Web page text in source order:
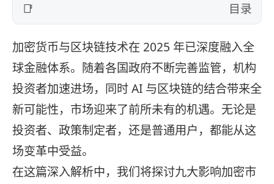
目录
加密货币与区块链技术在 2025 年已深度融入全
球金融体系。随着各国政府不断完善监管，机构
投资者加速进场，同时 AI 与区块链的结合带来全
新可能性，市场迎来了前所未有的机遇。无论是
投资者、政策制定者，还是普通用户，都能从这
场变革中受益。
在这篇深入解析中，我们将探讨九大影响加密市